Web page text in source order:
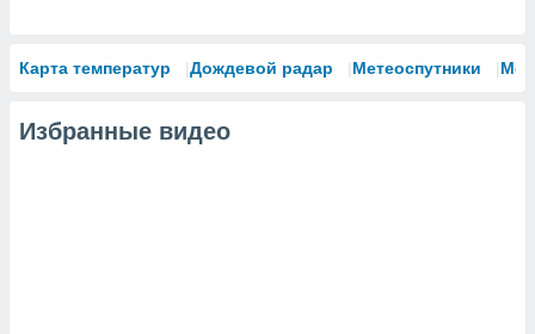
Карта температур Дождевой радар Метеоспутники
Избранные видео